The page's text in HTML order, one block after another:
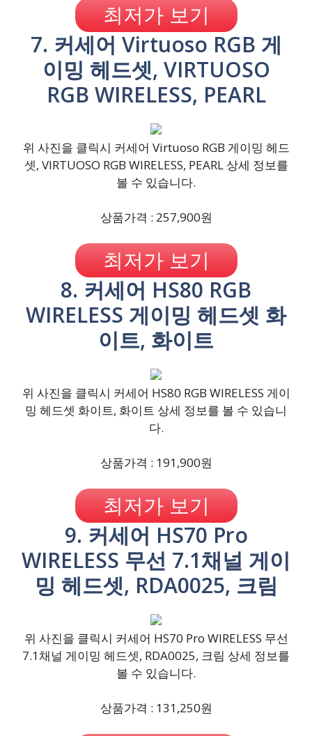
최저가 보기
7. 커세어 Virtuoso RGB 게
이밍 헤드셋, VIRTUOSO
RGB WIRELESS, PEARL
위 사진을 클릭시 커세어 Virtuoso RGB 게이밍 헤드
셋, VIRTUOSO RGB WIRELESS, PEARL 상세 정보를
볼 수 있습니다.
상품가격 : 257,900원
최저가 보기
8. 커세어 HS80 RGB
WIRELESS 게이밍 헤드셋 화
이트, 화이트
위 사진을 클릭시 커세어 HS80 RGB WIRELESS 게이
밍 헤드셋 화이트, 화이트 상세 정보를 볼 수 있습니
다.
상품가격 : 191,900원
최저가 보기
9. 커세어 HS70 Pro
WIRELESS 무선 7.1채널 게이
밍 헤드셋, RDA0025, 크림
위 사진을 클릭시 커세어 HS70 Pro WIRELESS 무선
7.1채널 게이밍 헤드셋, RDA0025, 크림 상세 정보를
볼 수 있습니다.
상품가격 : 131,250원